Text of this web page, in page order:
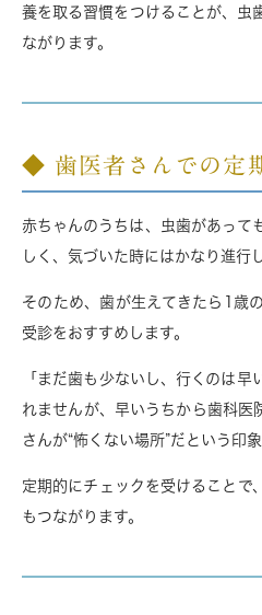
養を取る 習慣をつけることが、虫
ながります。
◆ 歯医者さんでの定
赤ちゃんのうちは、虫歯があって
しく、気づいた時にはかなり進行
そのため、歯が生えてきたら 1歳
受診をおすすめします。
「まだ歯も少ないし、行くのは早
れませんが、早いうちから歯科医
さんが“怖くない場所”だという印
定期的にチェックを受けることで
もつながります。